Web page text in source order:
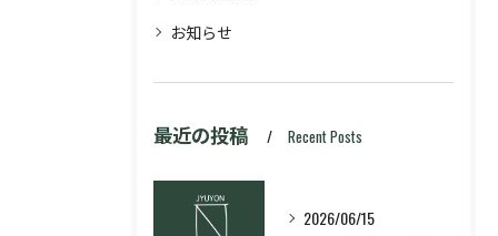
お知らせ
最近の投稿 Recent Posts
2026/06/15